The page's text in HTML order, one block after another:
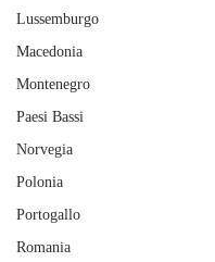
Lussemburgo
Macedonia
Montenegro
Paesi Bassi
Norvegia
Polonia
Portogallo
Romania